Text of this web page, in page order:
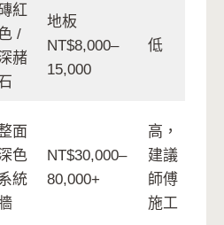
紅
/
赭
地板
NT$8,000–
15,000
低
面
色
統
NT$30,000–
80,000+
高，
建議
師傅
施工